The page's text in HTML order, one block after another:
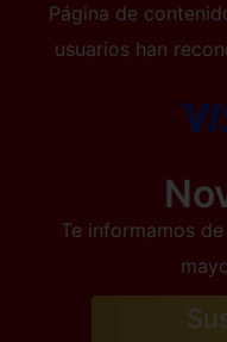
Página de
usuarios han
Te informamos